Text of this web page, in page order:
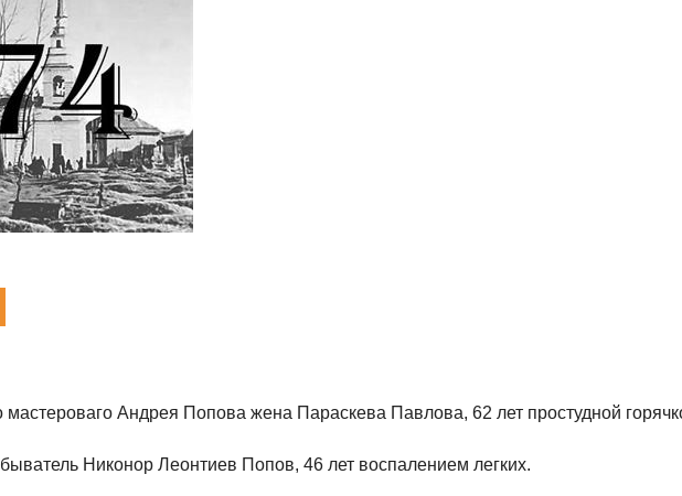
мастероваго Андрея Попова жена Параскева Павлова, 62 лет простудной
Никонор Леонтиев Попов, 46 лет воспалением легких.